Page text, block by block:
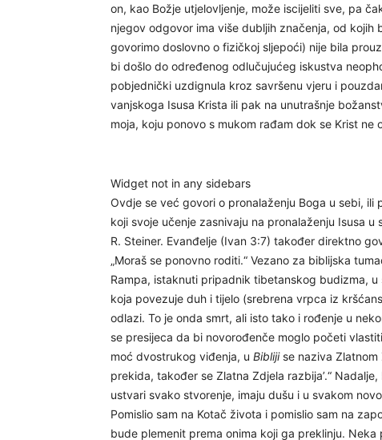
on, kao Božje utjelovljenje, može iscijeliti sve, pa
njegov odgovor ima više dubljih značenja, od
govorimo doslovno o fizičkoj sljepoći) nije bila
bi došlo do određenog odlučujućeg iskustva
pobjednički uzdignula kroz savršenu vjeru i
vanjskoga Isusa Krista ili pak na unutrašnje
moja, koju ponovo s mukom rađam dok se Krist ne
Widget not in any sidebars
Ovdje se već govori o pronalaženju Boga u sebi,
koji svoje učenje zasnivaju na pronalaženju Isusa
R. Steiner. Evanđelje (Ivan 3:7) također direktno
„Moraš se ponovno roditi.“ Vezano za biblijska
Rampa, istaknuti pripadnik tibetanskog budizma, u
koja povezuje duh i tijelo (srebrena vrpca iz
odlazi. To je onda smrt, ali isto tako i rođenje u
se presijeca da bi novorođenče moglo početi
moć dvostrukog viđenja, u Bibliji se naziva
prekida, također se Zlatna Zdjela razbija’.“
ustvari svako stvorenje, imaju dušu i u svakom
Pomislio sam na Kotač života i pomislio sam na
bude plemenit prema onima koji ga preklinju.